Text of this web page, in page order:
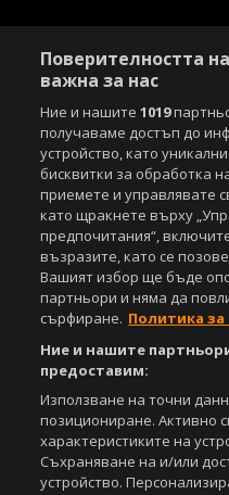
Поверителността
важна за нас
Ние и нашите1019
получаваме достъп до
устройство, като
бисквитки за обработка
приемете и управлявате
като щракнете върху
предпочитания“,
възразите, като се
Вашият избор ще бъде
партньори и няма да
сърфиране. Политика
Ние и нашите
предоставим:
Използване на точни
позициониране. Активно
характеристиките на
Съхраняване на и/или
устройство.